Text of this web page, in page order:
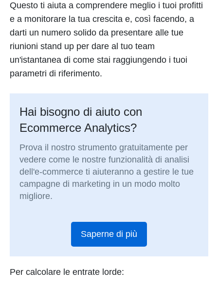
Questo ti aiuta a comprendere meglio i tuoi profitti
e a monitorare la tua crescita e, così facendo, a
darti un numero solido da presentare alle tue
riunioni stand up per dare al tuo team
un'istantanea di come stai raggiungendo i tuoi
parametri di riferimento.
Hai bisogno di aiuto con
Ecommerce Analytics?
Prova il nostro strumento gratuitamente per
vedere come le nostre funzionalità di analisi
dell'e-commerce ti aiuteranno a gestire le tue
campagne di marketing in un modo molto
migliore.
Saperne di più
Per calcolare le entrate lorde: